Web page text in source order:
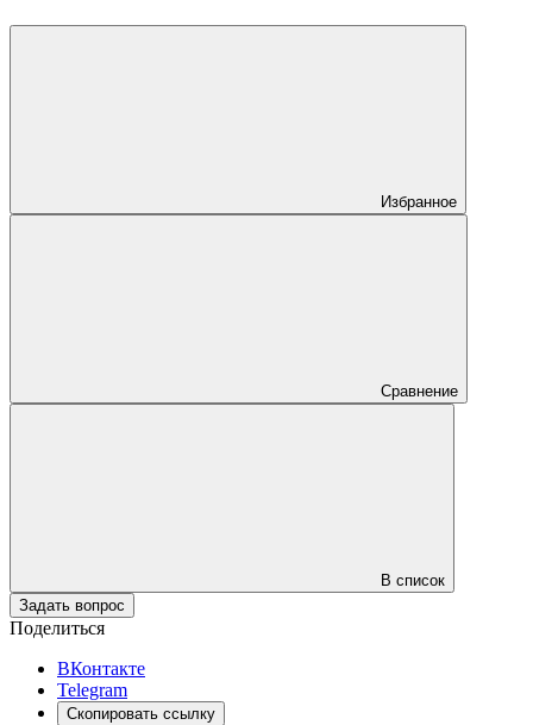
Избранное
Сравнение
В список
Задать вопрос
Поделиться
ВКонтакте
Telegram
Скопировать ссылку